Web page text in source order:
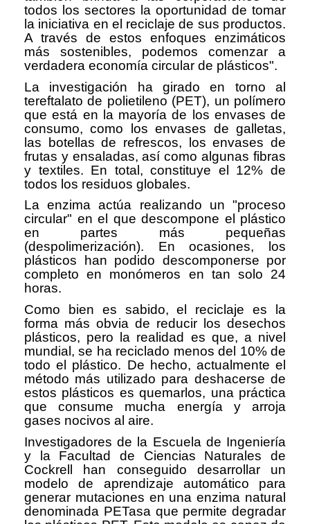
todos los sectores la oportunidad de tomar
la iniciativa en el reciclaje de sus productos.
A través de estos enfoques enzimáticos
más sostenibles, podemos comenzar a
verdadera economía circular de plásticos".
La investigación ha girado en torno al
tereftalato de polietileno (PET), un polímero
que está en la mayoría de los envases de
consumo, como los envases de galletas,
las botellas de refrescos, los envases de
frutas y ensaladas, así como algunas fibras
y textiles. En total, constituye el 12% de
todos los residuos globales.
La enzima actúa realizando un "proceso
circular" en el que descompone el plástico
en partes más pequeñas
(despolimerización). En ocasiones, los
plásticos han podido descomponerse por
completo en monómeros en tan solo 24
horas.
Como bien es sabido, el reciclaje es la
forma más obvia de reducir los desechos
plásticos, pero la realidad es que, a nivel
mundial, se ha reciclado menos del 10% de
todo el plástico. De hecho, actualmente el
método más utilizado para deshacerse de
estos plásticos es quemarlos, una práctica
que consume mucha energía y arroja
gases nocivos al aire.
Investigadores de la Escuela de Ingeniería
y la Facultad de Ciencias Naturales de
Cockrell han conseguido desarrollar un
modelo de aprendizaje automático para
generar mutaciones en una enzima natural
denominada PETasa que permite degradar